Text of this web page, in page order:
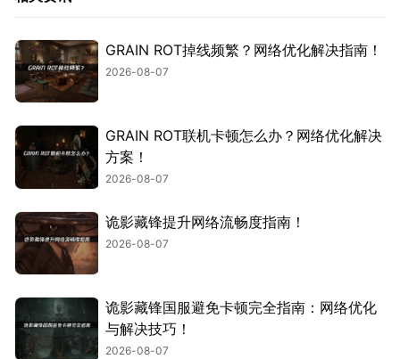
GRAIN ROT掉线频繁？网络优化解决指南！
2026-08-07
GRAIN ROT联机卡顿怎么办？网络优化解决
方案！
2026-08-07
诡影藏锋提升网络流畅度指南！
2026-08-07
诡影藏锋国服避免卡顿完全指南：网络优化
与解决技巧！
2026-08-07